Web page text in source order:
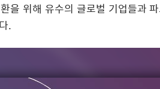
을 위해 유수의 글로벌 기업들과
.